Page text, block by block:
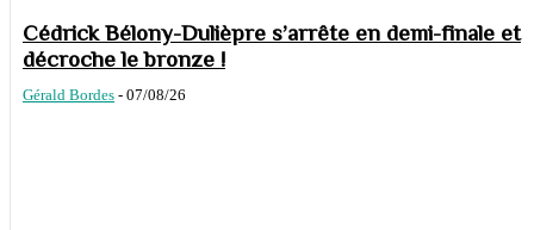
Cédrick Bélony-Dulièpre s’arrête en demi-finale et
décroche le bronze !
Gérald Bordes - 07/08/26